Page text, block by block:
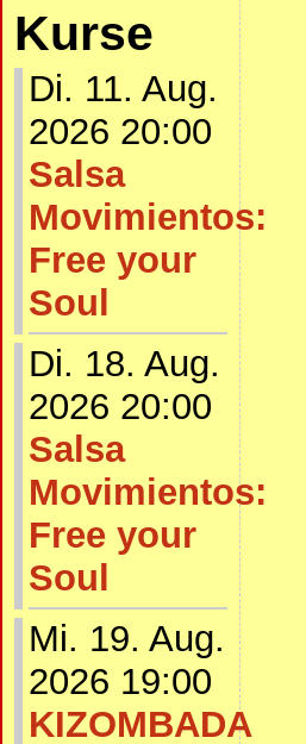
Kurse
Di. 11. Aug.
2026 20:00
Salsa
Movimientos:
Free your
Soul
Di. 18. Aug.
2026 20:00
Salsa
Movimientos:
Free your
Soul
Mi. 19. Aug.
2026 19:00
KIZOMBADA